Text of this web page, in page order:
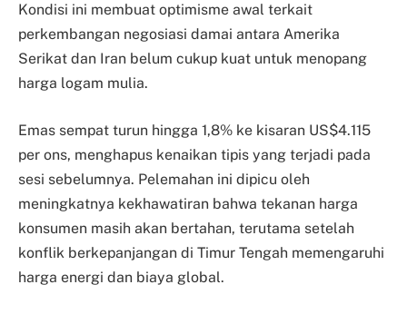
Kondisi ini membuat optimisme awal terkait
perkembangan negosiasi damai antara Amerika
Serikat dan Iran belum cukup kuat untuk menopang
harga logam mulia.
Emas sempat turun hingga 1,8% ke kisaran US$4.115
per ons, menghapus kenaikan tipis yang terjadi pada
sesi sebelumnya. Pelemahan ini dipicu oleh
meningkatnya kekhawatiran bahwa tekanan harga
konsumen masih akan bertahan, terutama setelah
konflik berkepanjangan di Timur Tengah memengaruhi
harga energi dan biaya global.